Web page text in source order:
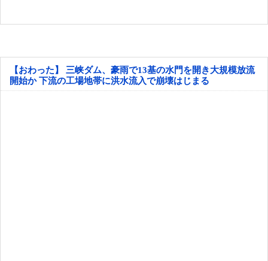
【おわった】 三峡ダム、豪雨で13基の水門を開き大規模放流
開始か 下流の工場地帯に洪水流入で崩壊はじまる